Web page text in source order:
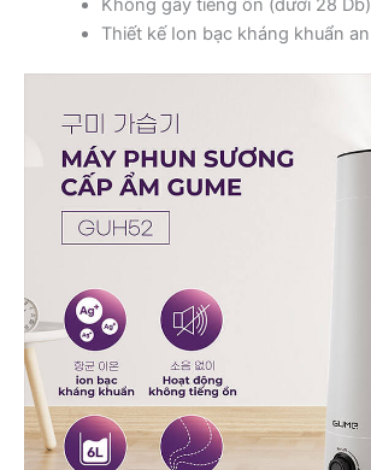
Thiết kế Ion bạc kháng khuẩn